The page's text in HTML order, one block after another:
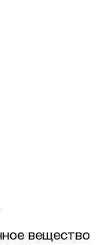
вещество